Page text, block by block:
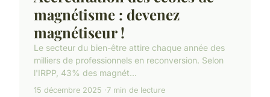
magnétisme : devenez
magnétiseur !
Le secteur du bien-être attire chaque année des
milliers de professionnels en reconversion. Selon
l'IRPP, 43% des magnét...
15 décembre 2025 7 min de lecture